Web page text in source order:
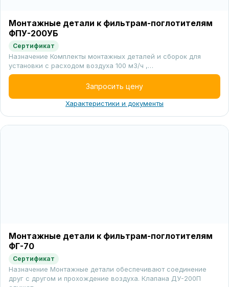
Монтажные детали к фильтрам-поглотителям
ФПУ-200УБ
Сертификат
Назначение Комплекты монтажных деталей и сборок для
установки с расходом воздуха 100 м3/ч ,…
Запросить цену
Характеристики и документы
Монтажные детали к фильтрам-поглотителям
ФГ-70
Сертификат
Назначение Монтажные детали обеспечивают соединение
друг с другом и прохождение воздуха. Клапана ДУ-200П